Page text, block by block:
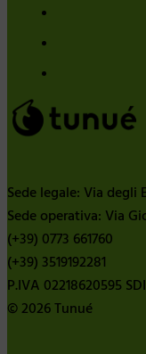
Sede legale: Via degli
Sede operativa: Via
(+39) 0773 661760
(+39) 3519192281
P.IVA 02218620595
© 2026 Tunué